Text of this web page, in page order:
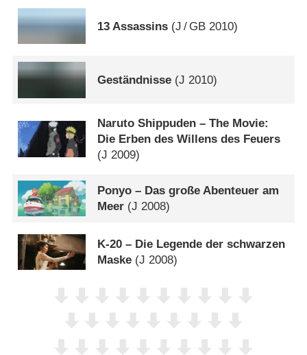
13 Assassins (J / GB 2010)
Geständnisse (J 2010)
Naruto Shippuden – The Movie:
Die Erben des Willens des Feuers
(J 2009)
Ponyo – Das große Abenteuer am
Meer (J 2008)
K-20 – Die Legende der schwarzen
Maske (J 2008)